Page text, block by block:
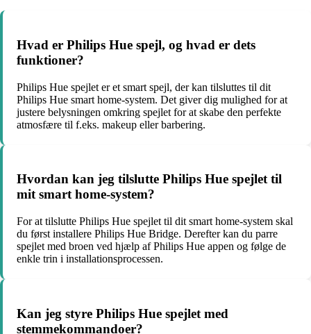
Hvad er Philips Hue spejl, og hvad er dets
funktioner?
Philips Hue spejlet er et smart spejl, der kan tilsluttes til dit
Philips Hue smart home-system. Det giver dig mulighed for at
justere belysningen omkring spejlet for at skabe den perfekte
atmosfære til f.eks. makeup eller barbering.
Hvordan kan jeg tilslutte Philips Hue spejlet til
mit smart home-system?
For at tilslutte Philips Hue spejlet til dit smart home-system skal
du først installere Philips Hue Bridge. Derefter kan du parre
spejlet med broen ved hjælp af Philips Hue appen og følge de
enkle trin i installationsprocessen.
Kan jeg styre Philips Hue spejlet med
stemmekommandoer?